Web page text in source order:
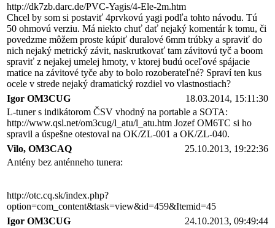
http://dk7zb.darc.de/PVC-Yagis/4-Ele-2m.htm
Chcel by som si postaviť 4prvkovú yagi podľa tohto návodu. Tú
50 ohmovú verziu. Má niekto chuť dať nejaký komentár k tomu, či
povedzme môžem proste kúpiť duralové 6mm trúbky a spraviť do
nich nejaký metrický závit, naskrutkovať tam závitovú tyč a boom
spraviť z nejakej umelej hmoty, v ktorej budú oceľové spájacie
matice na závitové tyče aby to bolo rozoberateľné? Spraví ten kus
ocele v strede nejaký dramatický rozdiel vo vlastnostiach?
Igor OM3CUG
18.03.2014, 15:11:30
L-tuner s indikátorom ČSV vhodný na portable a SOTA:
http://www.qsl.net/om3cug/l_atu/l_atu.htm Jozef OM6TC si ho
spravil a úspešne otestoval na OK/ZL-001 a OK/ZL-040.
Vilo, OM3CAQ
25.10.2013, 19:22:36
Antény bez anténneho tunera:
http://otc.cq.sk/index.php?
option=com_content&task=view&id=459&Itemid=45
Igor OM3CUG
24.10.2013, 09:49:44